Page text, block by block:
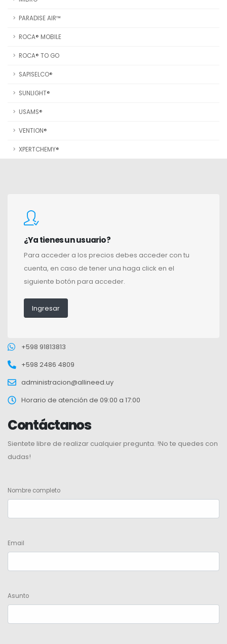
PARADISE AIR™
ROCA® MOBILE
ROCA® TO GO
SAPISELCO®
SUNLIGHT®
USAMS®
VENTION®
XPERTCHEMY®
¿Ya tienes un usuario?
Para acceder a los precios debes acceder con tu
cuenta, en caso de tener una haga click en el
siguiente botón para acceder.
Ingresar
+598 91813813
+598 2486 4809
administracion@allineed.uy
Horario de atención de 09:00 a 17:00
Contáctanos
Sientete libre de realizar cualquier pregunta. !No te quedes con
dudas!
Nombre completo
Email
Asunto